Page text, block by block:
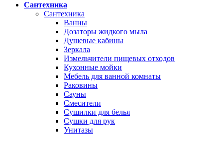
Сантехника
Сантехника
Ванны
Дозаторы жидкого мыла
Душевые кабины
Зеркала
Измельчители пищевых отходов
Кухонные мойки
Мебель для ванной комнаты
Раковины
Сауны
Смесители
Сушилки для белья
Сушки для рук
Унитазы